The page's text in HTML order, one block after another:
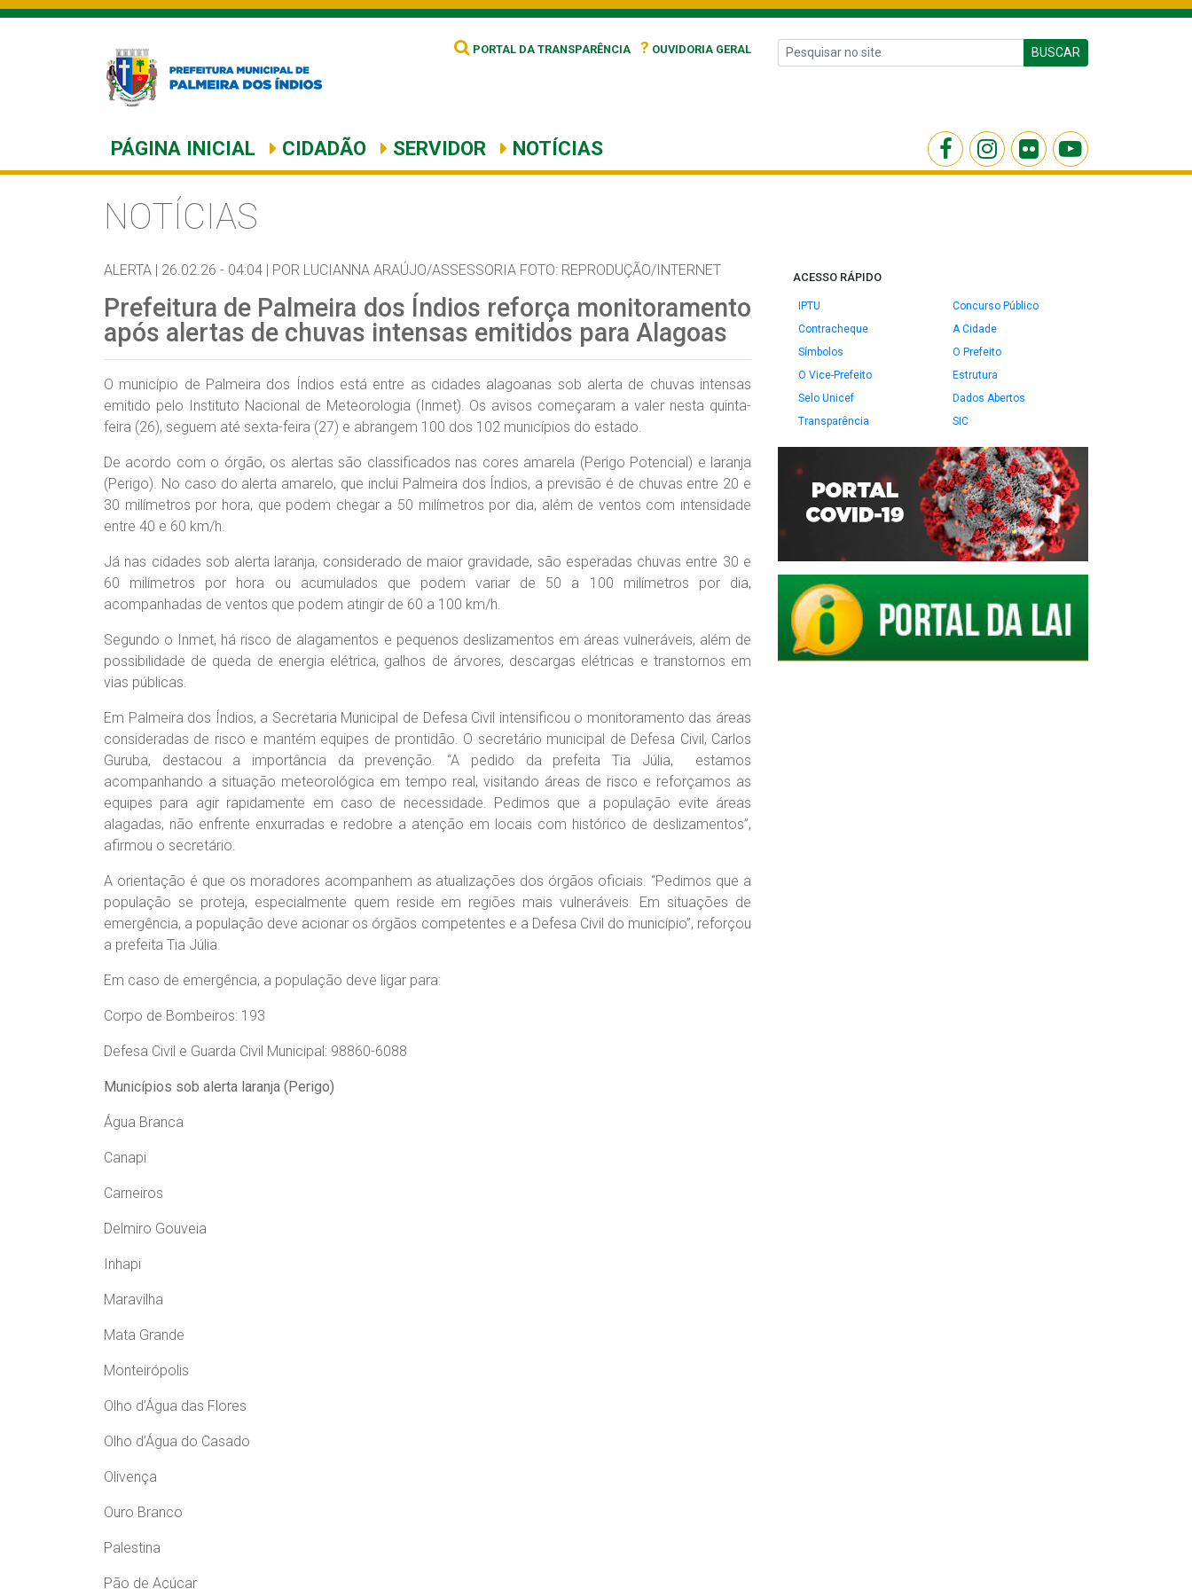
PORTAL DA TRANSPARÊNCIA ? OUVIDORIA GERAL BUSCAR
PÁGINA INICIAL CIDADÃO SERVIDOR NOTÍCIAS
NOTÍCIAS
ALERTA | 26.02.26 - 04:04 | POR LUCIANNA ARAÚJO/ASSESSORIA FOTO: REPRODUÇÃO/INTERNET
Prefeitura de Palmeira dos Índios reforça monitoramento
após alertas de chuvas intensas emitidos para Alagoas
O município de Palmeira dos Índios está entre as cidades alagoanas sob alerta de chuvas intensas
emitido pelo Instituto Nacional de Meteorologia (Inmet). Os avisos começaram a valer nesta quinta-
feira (26), seguem até sexta-feira (27) e abrangem 100 dos 102 municípios do estado.
De acordo com o órgão, os alertas são classificados nas cores amarela (Perigo Potencial) e laranja
(Perigo). No caso do alerta amarelo, que inclui Palmeira dos Índios, a previsão é de chuvas entre 20 e
30 milímetros por hora, que podem chegar a 50 milímetros por dia, além de ventos com intensidade
entre 40 e 60 km/h.
Já nas cidades sob alerta laranja, considerado de maior gravidade, são esperadas chuvas entre 30 e
60 milímetros por hora ou acumulados que podem variar de 50 a 100 milímetros por dia,
acompanhadas de ventos que podem atingir de 60 a 100 km/h.
Segundo o Inmet, há risco de alagamentos e pequenos deslizamentos em áreas vulneráveis, além de
possibilidade de queda de energia elétrica, galhos de árvores, descargas elétricas e transtornos em
vias públicas.
Em Palmeira dos Índios, a Secretaria Municipal de Defesa Civil intensificou o monitoramento das áreas
consideradas de risco e mantém equipes de prontidão. O secretário municipal de Defesa Civil, Carlos
Guruba, destacou a importância da prevenção. “A pedido da prefeita Tia Júlia, estamos
acompanhando a situação meteorológica em tempo real, visitando áreas de risco e reforçamos as
equipes para agir rapidamente em caso de necessidade. Pedimos que a população evite áreas
alagadas, não enfrente enxurradas e redobre a atenção em locais com histórico de deslizamentos”,
afirmou o secretário.
A orientação é que os moradores acompanhem as atualizações dos órgãos oficiais. “Pedimos que a
população se proteja, especialmente quem reside em regiões mais vulneráveis. Em situações de
emergência, a população deve acionar os órgãos competentes e a Defesa Civil do município”, reforçou
a prefeita Tia Júlia.
Em caso de emergência, a população deve ligar para:
Corpo de Bombeiros: 193
Defesa Civil e Guarda Civil Municipal: 98860-6088
Municípios sob alerta laranja (Perigo)
Água Branca
Canapi
Carneiros
Delmiro Gouveia
Inhapi
Maravilha
Mata Grande
Monteirópolis
Olho d’Água das Flores
Olho d’Água do Casado
Olivença
Ouro Branco
Palestina
Pão de Açúcar
ACESSO RÁPIDO
IPTU
Concurso Público
Contracheque
A Cidade
Símbolos
O Prefeito
O Vice-Prefeito
Estrutura
Selo Unicef
Dados Abertos
Transparência
SIC